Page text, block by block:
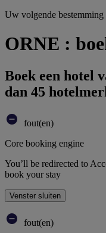
Uw volgende bestemming
ORNE :
Boek een hotel
dan 45
fout(en)
Core booking engine
You’ll be redirected to
book your stay
Venster sluiten
fout(en)